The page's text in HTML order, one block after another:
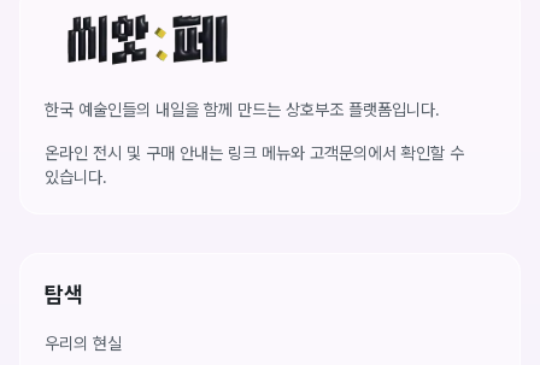
씨앗페 온라인 홈
한국 예술인들의 내일을 함께 만드는 상호부조 플랫폼입니다.
온라인 전시 및 구매 안내는 링크 메뉴와 고객문의에서 확인할 수
있습니다.
탐색
우리의 현실